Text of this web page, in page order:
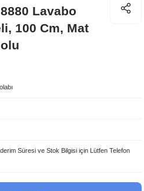
Lavabo
100 Cm, Mat
Süresi ve Stok Bilgisi için Lütfen Telefon